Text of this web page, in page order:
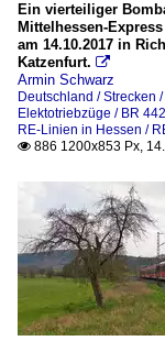
Ein vierteiliger
Mittelhessen-
am 14.10.2017 in
Katzenfurt. 
Armin Schwarz
Deutschland / Strecken
Elektotriebzüge / BR
RE-Linien in Hessen /
 886 1200x853 Px,